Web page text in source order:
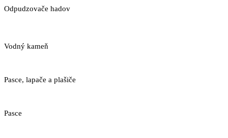
Odpudzovače hadov
Vodný kameň
Pasce, lapače a plašiče
Pasce